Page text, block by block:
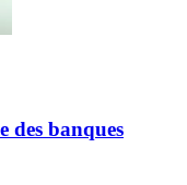
des banques